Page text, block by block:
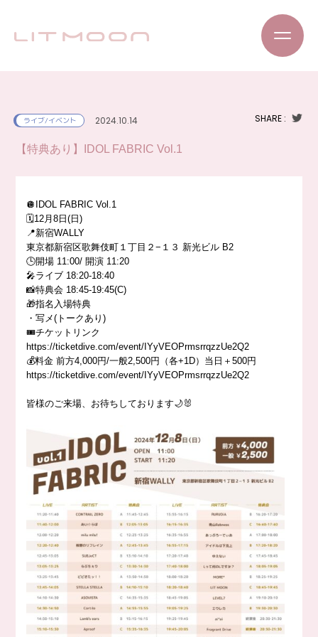
ライブ/イベント 2024.10.14 SHARE :
【特典あり】IDOL FABRIC Vol.1
🪩IDOL FABRIC Vol.1
🗓️12月8日(日)
📍新宿WALLY
東京都新宿区歌舞伎町１丁目２−１３ 新光ビル B2
🕒開場 11:00/ 開演 11:20
🎤ライブ 18:20-18:40
📸特典会 18:45-19:45(C)
🎁指名入場特典
・写メ(トークあり)
🎟️チケットリンク
https://ticketdive.com/event/IYyVEOPrmsrrqzzUe2Q2
💰料金 前方4,000円/一般2,500円（各+1D）当日＋500円
https://ticketdive.com/event/IYyVEOPrmsrrqzzUe2Q2
皆様のご来場、お待ちしております🌙🐰